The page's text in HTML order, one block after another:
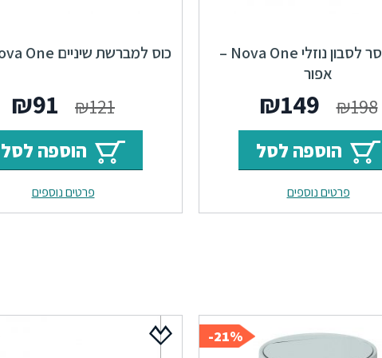
דיספנסר לסבון נוזלי Nova One –
אפור
₪198
המחיר
המקורי
היה:
₪198.
₪149
הנוכחי
הוא:
₪149.
הוספה לסל
פרטים נוספים
כוס למברשת שיניים Nova One אפור
₪121
המחיר
היה:
₪121.
₪91
הוספה לסל
פרטים נוספים
21%-